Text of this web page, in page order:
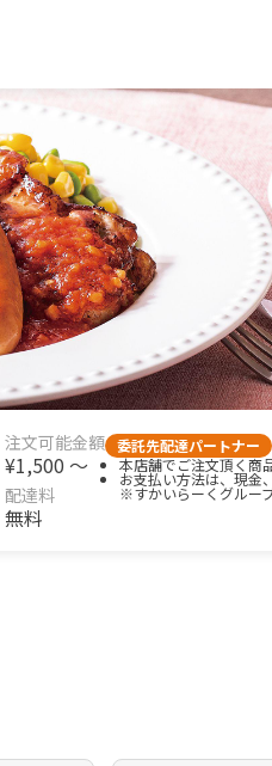
注文可能金額
¥1,500 〜
配達料
無料
委託先配達パートナー
本店舗でご注文頂く商
お支払い方法は、現金
※すかいらーくグルー